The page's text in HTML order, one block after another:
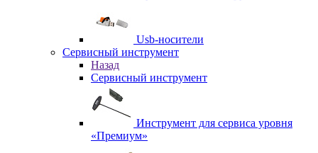
Usb-носители
Сервисный инструмент
Назад
Сервисный инструмент
Инструмент для сервиса уровня
«Премиум»